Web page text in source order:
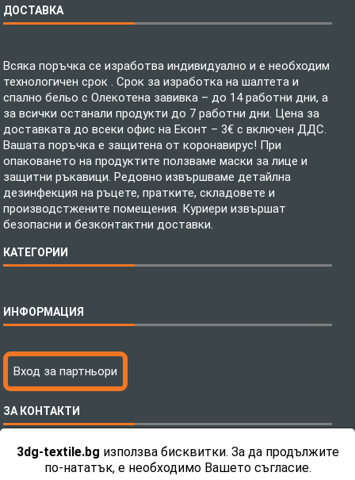
3dg-textile.bg използва бисквитки. За да продължите
по-нататък, е необходимо Вашето съгласие.
ДОСТАВКА
Всяка поръчка се изработва индивидуално и е необходим
технологичен срок . Срок за изработка на шалтета и
спално бельо с Олекотена завивка – до 14 работни дни, а
за всички останали продукти до 7 работни дни. Цена за
доставката до всеки офис на Еконт – 3€ с включен ДДС.
Вашата поръчка е защитена от коронавирус! При
опаковането на продуктите ползваме маски за лице и
защитни ръкавици. Редовно извършваме детайлна
дезинфекция на ръцете, пратките, складовете и
производстжените помещения. Куриери извършат
безопасни и безконтактни доставки.
КАТЕГОРИИ
Бебешки спални комплекти
Тениски с пълноцветен печат
Хавлиени кърпи
Пончо за водни спортове
Микрофибърни Велурени Кърпи
Детски пончота
ИНФОРМАЦИЯ
Технология на печатане
Файлове за печат
Как да поръчам?
С какво сме различни?
Контакти
Вход за партньори
ЗА КОНТАКТИ
Телефон:0892 26 04 34 / 0896 57 42 42